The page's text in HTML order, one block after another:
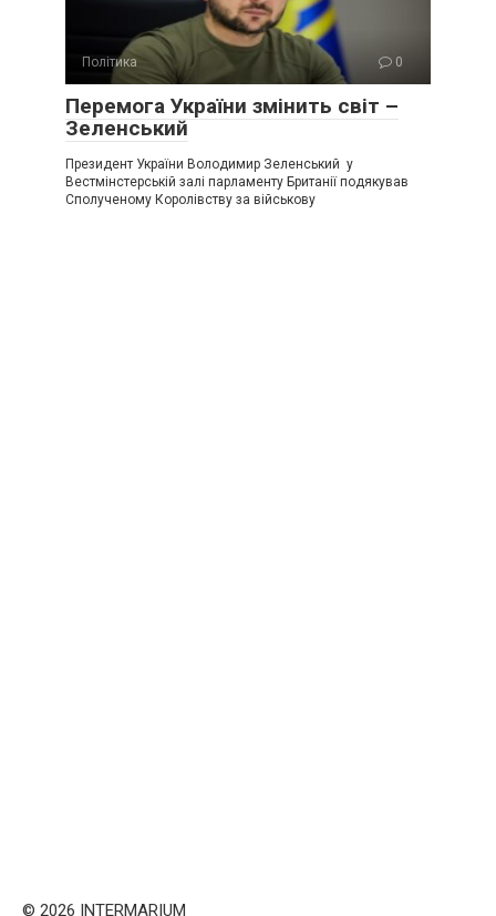
Політика 0
Перемога України змінить світ –
Зеленський
Президент України Володимир Зеленський у
Вестмінстерській залі парламенту Британії подякував
Сполученому Королівству за військову
© 2026 INTERMARIUM